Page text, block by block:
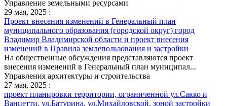
Управление земельными ресурсами
29 мая, 2025 :
Проект внесения изменений в Генеральный план
муниципального образования (городской округ) город
Владимир Владимирской области и проект внесения
изменений в Правила землепользования и застройки
На общественные обсуждения представляются проект
внесения изменений в Генеральный план муниципал...
Управления архитектуры и строительства
27 мая, 2025 :
проект планировки территории, ограниченной ул.Сакко и
Ванцетти, ул.Батурина, ул.Михайловской, зоной застройки